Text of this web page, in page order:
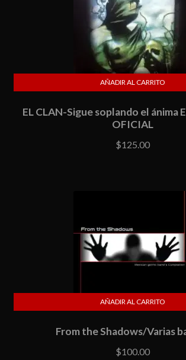
EL CLAN-Sigue soplando el ánima
OFICIAL
$125.00
AÑADIR AL CARRITO
From the Shadows/Varias
$100.00
AÑADIR AL CARRITO